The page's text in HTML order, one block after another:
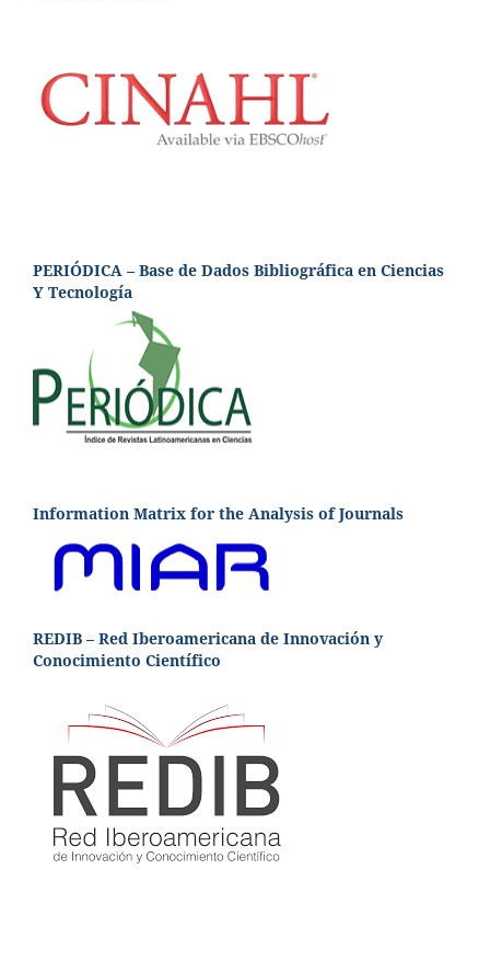
PERIÓDICA – Base de Dados Bibliográfica en Ciencias
Y Tecnología
Information Matrix for the Analysis of Journals
REDIB – Red Iberoamericana de Innovación y
Conocimiento Científico